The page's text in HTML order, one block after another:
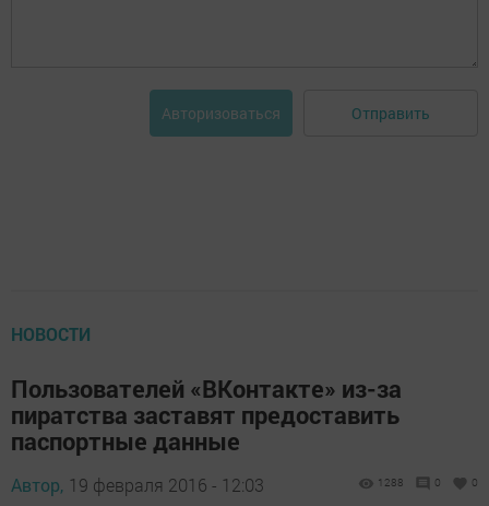
Авторизоваться Отправить
НОВОСТИ
Пользователей «ВКонтакте» из-за
пиратства заставят предоставить
паспортные данные
Автор, 19 февраля 2016 - 12:03 1288 0 0